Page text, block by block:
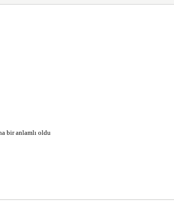
bir anlamlı oldu